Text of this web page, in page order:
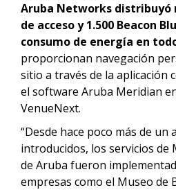
Aruba Networks distribuyó
de acceso y 1.500 Beacon
consumo de energía en
proporcionan navegación
sitio a través de la aplicación
el software Aruba Meridian
VenueNext.
“Desde hace poco más de
introducidos, los servicios de
de Aruba fueron
empresas como el Museo de